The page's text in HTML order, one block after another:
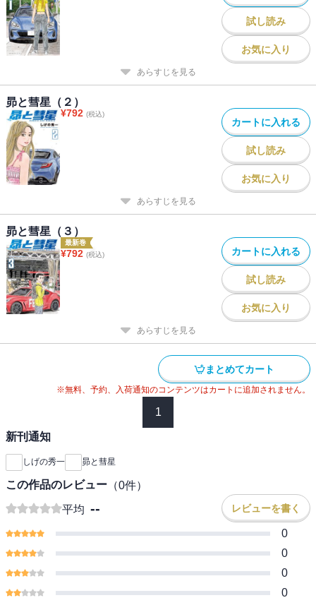
試し読み
お気に入り
あらすじを見る
昴と彗星（２）
¥792 (税込)
カートに入れる
試し読み
お気に入り
あらすじを見る
昴と彗星（３）
最新巻
¥792 (税込) カートに入れる
試し読み
お気に入り
あらすじを見る
まとめてカート
※無料、予約、入荷通知のコンテンツはカートに追加されません。
1
新刊通知
しげの秀一 昴と彗星
この作品のレビュー （0件）
平均 -- レビューを書く
0
0
0
0